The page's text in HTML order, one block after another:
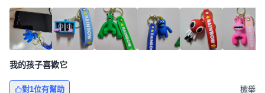
我的孩子喜歡它
對1位有幫助 檢舉